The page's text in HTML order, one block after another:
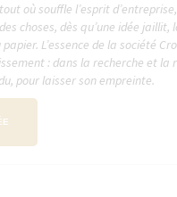
où souffle l’esprit
choses, dès qu’une idée jaillit,
L’essence de la société
: dans la recherche et
pour laisser son empreinte.